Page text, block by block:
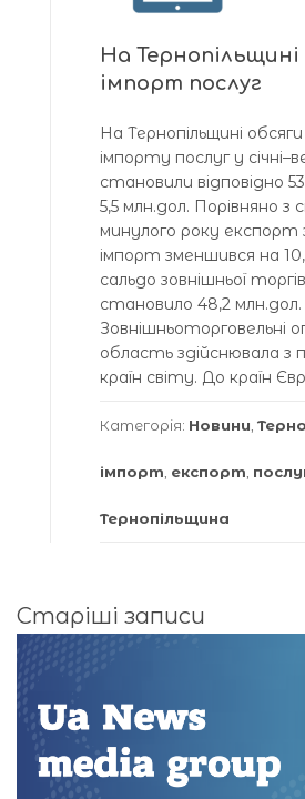
На
імпорт послуг
На Тернопільщині
імпорту послуг у
становили відповідно
5,5 млн.дол. Порівняно з
минулого року експорт
імпорт зменшився на
сальдо зовнішньої
становило 48,2 млн.дол.
Зовнішньоторговельні
область здійснювала з
країн світу. До країн
Категорія: Новини,
імпорт, експорт,
Тернопільщина
Навігація
за
Старіші записи